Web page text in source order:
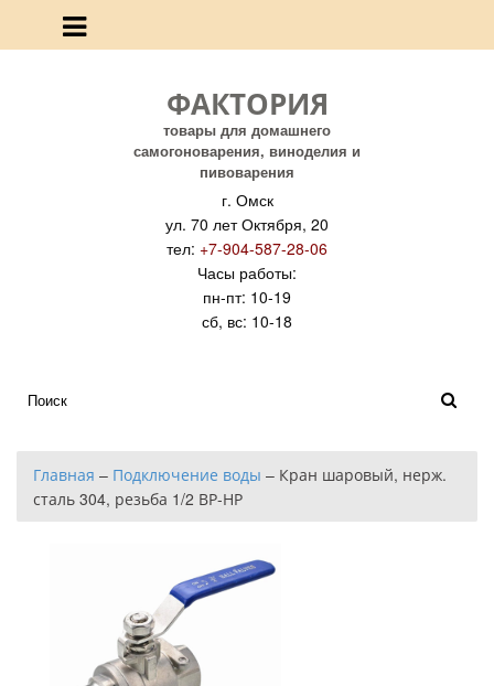
ФАКТОРИЯ
товары для домашнего
самогоноварения, виноделия и
пивоварения
г. Омск
ул. 70 лет Октября, 20
тел: +7-904-587-28-06
Часы работы:
пн-пт: 10-19
сб, вс: 10-18
Главная – Подключение воды – Кран шаровый, нерж.
сталь 304, резьба 1/2 ВР-НР